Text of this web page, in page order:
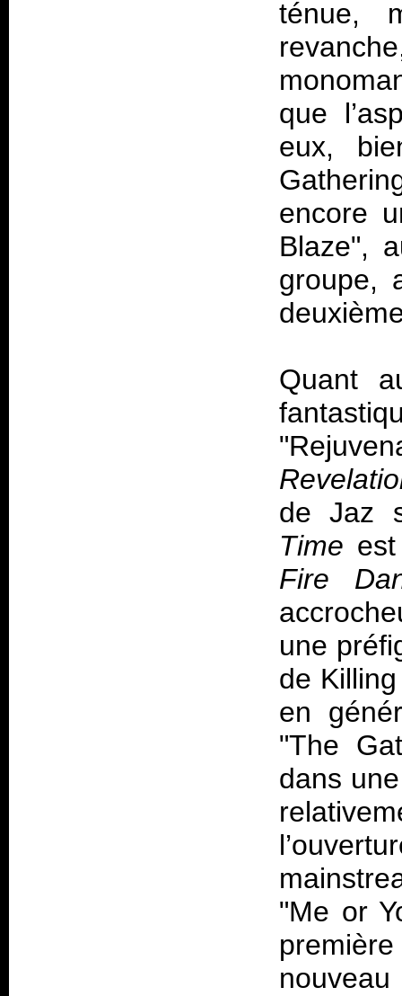
ténue,
que
eux,
encore
Blaze",
groupe,
Quant
de Jaz
Time
Fire
une
de
en
"The
dans
"Me or